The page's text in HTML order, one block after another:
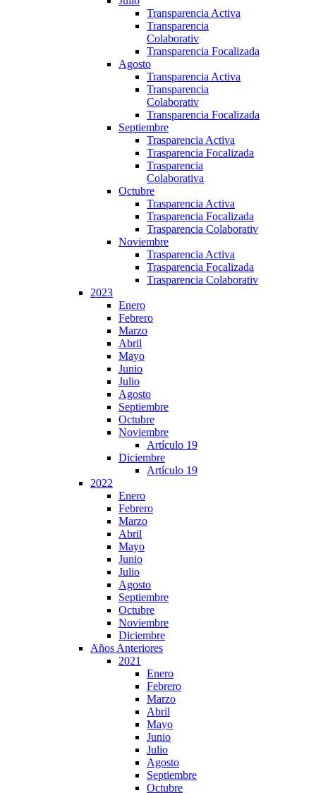
Transparencia Activa
Transparencia
Colaborativ
Transparencia Focalizada
Agosto
Transparencia Activa
Transparencia
Colaborativ
Transparencia Focalizada
Septiembre
Trasparencia Activa
Trasparencia Focalizada
Trasparencia
Colaborativa
Octubre
Trasparencia Activa
Trasparencia Focalizada
Trasparencia Colaborativ
Noviembre
Trasparencia Activa
Trasparencia Focalizada
Trasparencia Colaborativ
2023
Enero
Febrero
Marzo
Abril
Mayo
Junio
Julio
Agosto
Septiembre
Octubre
Noviembre
Artículo 19
Diciembre
Artículo 19
2022
Enero
Febrero
Marzo
Abril
Mayo
Junio
Julio
Agosto
Septiembre
Octubre
Noviembre
Diciembre
Años Anteriores
2021
Enero
Febrero
Marzo
Abril
Mayo
Junio
Julio
Agosto
Septiembre
Octubre